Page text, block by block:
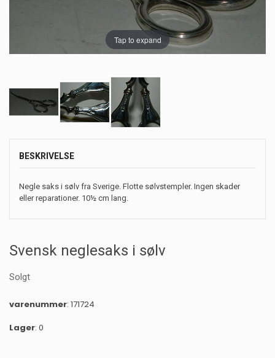
Tap to expand
BESKRIVELSE
Negle saks i sølv fra Sverige. Flotte sølvstempler. Ingen skader
eller reparationer. 10½ cm lang.
Svensk neglesaks i sølv
Solgt
varenummer: 171724
Lager: 0